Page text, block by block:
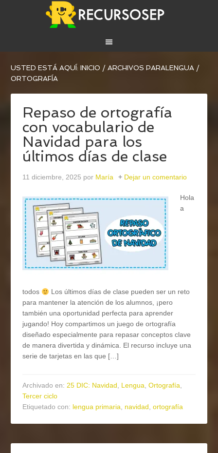
USTED ESTÁ AQUÍ:INICIO / ARCHIVOS PARALENGUA /
ORTOGRAFÍA
Repaso de ortografía
con vocabulario de
Navidad para los
últimos días de clase
11 diciembre, 2025 por María Dejar un comentario
Hola
a
todos
Los últimos días de clase pueden ser un reto
para mantener la atención de los alumnos, ¡pero
también una oportunidad perfecta para aprender
jugando! Hoy compartimos un juego de ortografía
diseñado especialmente para repasar conceptos clave
de manera divertida y dinámica. El recurso incluye una
serie de tarjetas en las que […]
Archivado en:25 DIC: Navidad, Lengua,Ortografía,
Tercer ciclo
Etiquetado con: lengua primaria, navidad,ortografía